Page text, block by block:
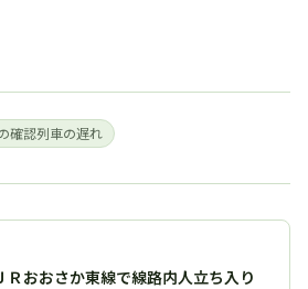
確認列車の遅れ
Ｒおおさか東線で線路内人立ち入り